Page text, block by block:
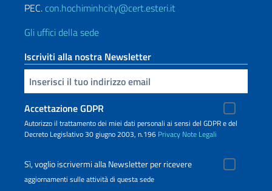
PEC. con.hochiminhcity@cert.esteri.it
Gli uffici della sede
Iscriviti alla nostra Newsletter
Inserisci la tua email
Accettazione GDPR
Autorizzo il trattamento dei miei dati personali ai sensi del GDPR e del
Decreto Legislativo 30 giugno 2003, n.196 Privacy Note Legali
Sì, voglio iscrivermi alla Newsletter per ricevere
aggiornamenti sulle attività di questa sede